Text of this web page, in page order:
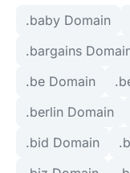
.baby Domain
.bargains
.be Domain
.berlin Domain
.bid Domain